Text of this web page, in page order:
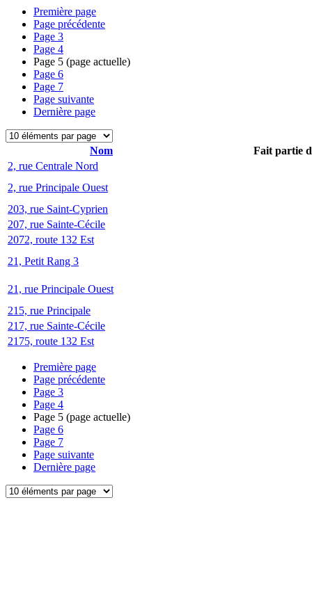
Première page
Page précédente
Page 3
Page 4
Page 5 (page actuelle)
Page 6
Page 7
Page suivante
Dernière page
Nom
Fait partie
2, rue Centrale Nord
2, rue Principale Ouest
203, rue Saint-Cyprien
207, rue Sainte-Cécile
2072, route 132 Est
21, Petit Rang 3
21, rue Principale Ouest
215, rue Principale
217, rue Sainte-Cécile
2175, route 132 Est
Première page
Page précédente
Page 3
Page 4
Page 5 (page actuelle)
Page 6
Page 7
Page suivante
Dernière page